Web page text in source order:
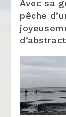
Avec sa
pêche